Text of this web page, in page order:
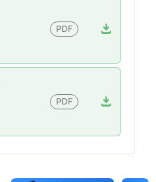
download
PDF
download
PDF